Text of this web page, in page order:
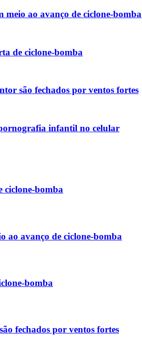
meio ao avanço de ciclone-bomba
de ciclone-bomba
são fechados por ventos fortes
infantil no celular
ciclone-bomba
ao avanço de ciclone-bomba
bomba
fechados por ventos fortes